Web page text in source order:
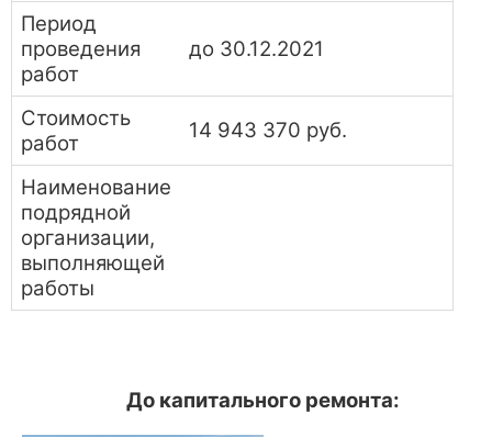
Период
проведения
работ
до 30.12.2021
Стоимость
работ
14 943 370 руб.
Наименование
подрядной
организации,
выполняющей
работы
До капитального ремонта: